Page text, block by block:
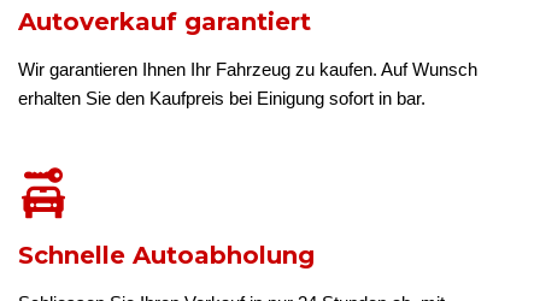
Autoverkauf garantiert
Wir garantieren Ihnen Ihr Fahrzeug zu kaufen. Auf Wunsch
erhalten Sie den Kaufpreis bei Einigung sofort in bar.
Schnelle Autoabholung